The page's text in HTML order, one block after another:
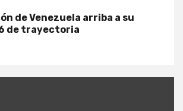
de Venezuela arriba a su
de trayectoria